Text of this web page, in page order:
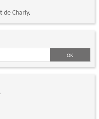
de Charly.